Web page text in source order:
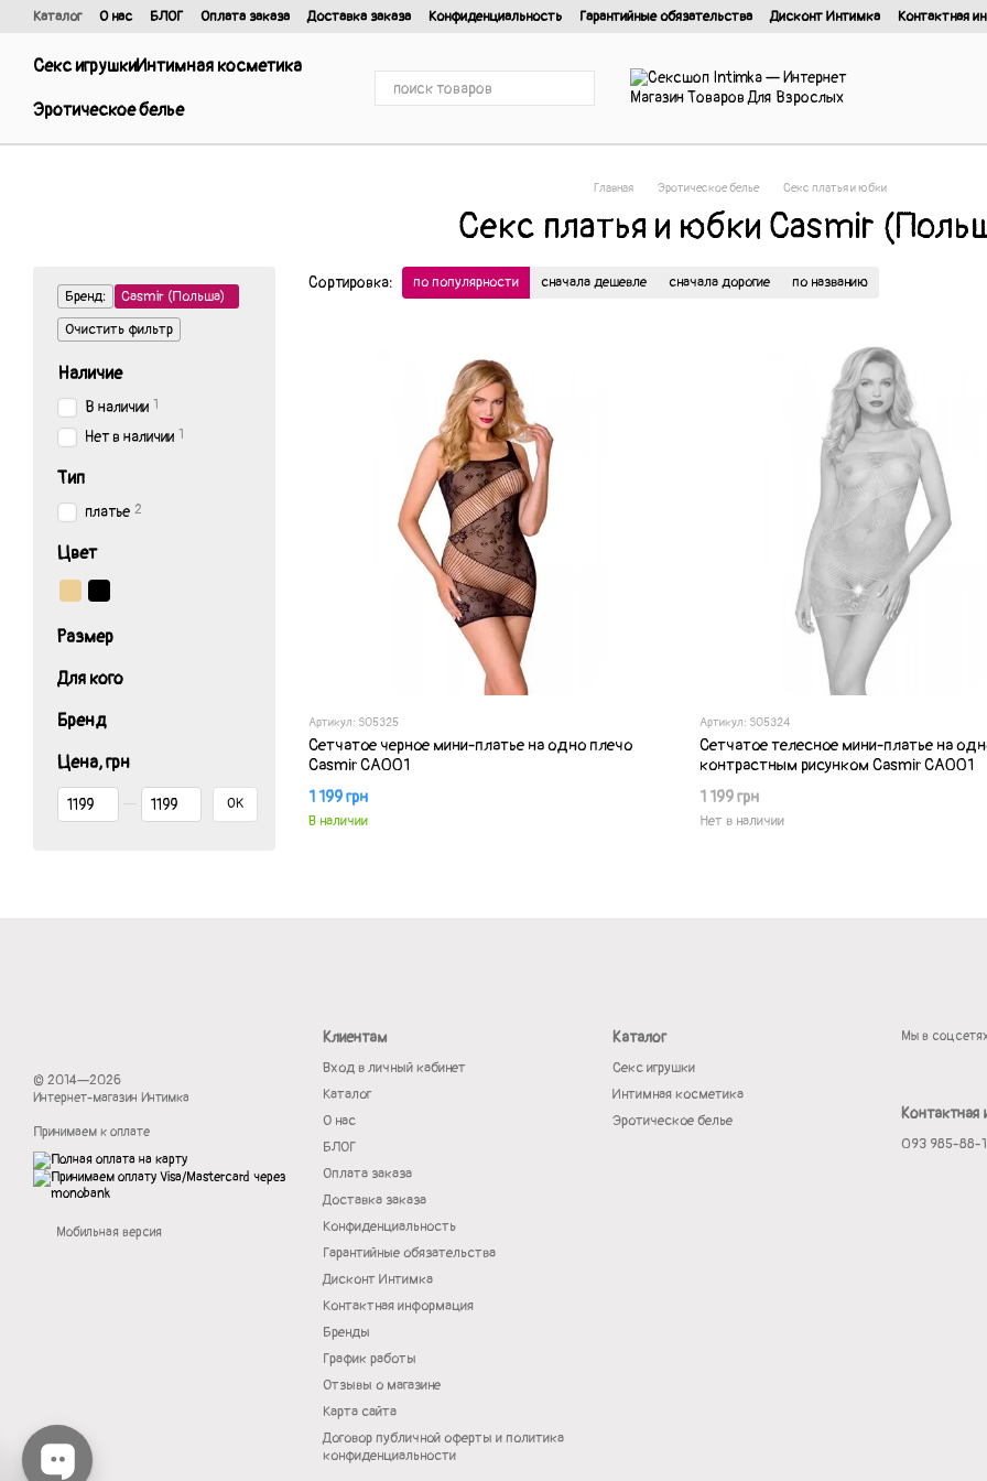
Перейти к основному контенту
Каталог О нас БЛОГ Оплата заказа Доставка заказа Конфиденциальность Гарантийные обязательства Дисконт Интимка Контактная
Секс игрушкиИнтимная косметика
Эротическое белье
Главная Эротическое белье Cекс платья и юбки
Cекс платья и юбки Casmir
Сортировка: по популярности сначала дешевле сначала дорогие по названию
Артикул: SO5325
Сетчатое черное мини-платье на одно плечо
Casmir CA001
1 199 грн
В наличии
Артикул: SO5324
Сетчатое телесное мини-платье на
контрастным рисунком Casmir CA001
1 199 грн
Нет в наличии
Бренд:
Casmir (Польша)
Очистить фильтр
Наличие
В наличии 1
Нет в наличии 1
Тип
платье 2
Цвет
Размер
Для кого
Бренд
Цена, грн
От Цена, грн
До Цена, грн OK
© 2014—2026
Интернет-магазин Интимка
Принимаем к оплате
Мобильная версия
Клиентам
Вход в личный кабинет
Каталог
О нас
БЛОГ
Оплата заказа
Доставка заказа
Конфиденциальность
Гарантийные обязательства
Дисконт Интимка
Контактная информация
Бренды
График работы
Отзывы о магазине
Карта сайта
Договор публичной оферты и политика
конфиденциальности
Каталог
Секс игрушки
Интимная косметика
Эротическое белье
Мы в
Контактная
093 985-88-